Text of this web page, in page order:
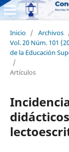
Inicio / Archivos
Vol. 20 Núm. 101
de la Educación
/
Artículos